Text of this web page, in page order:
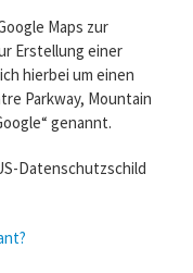
Maps zur
Erstellung einer
hierbei um einen
Parkway, Mountain
genannt.
Datenschutzschild